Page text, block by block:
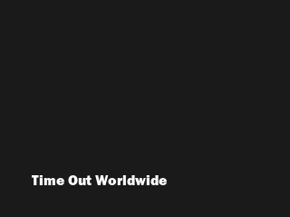
Time Out Worldwide